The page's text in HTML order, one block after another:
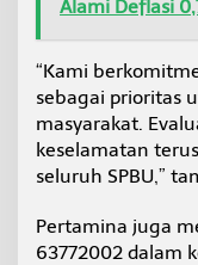
Alami Deflasi
“Kami
sebagai prioritas
masyarakat.
keselamatan
seluruh SPBU,”
Pertamina juga
63772002 dalam